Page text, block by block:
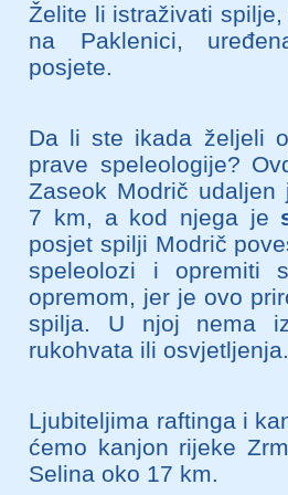
Želite li istraživati spilje,
na Paklenici,
posjete.
Da li ste ikada željeli
prave speleologije?
Zaseok Modrič
7 km, a kod njega je
posjet spilji Modrič
speleolozi i opremiti
opremom, jer je ovo
spilja. U njoj nema
rukohvata ili osvjetljenja.
Ljubiteljima raftinga i
ćemo kanjon rijeke
Selina oko 17 km.